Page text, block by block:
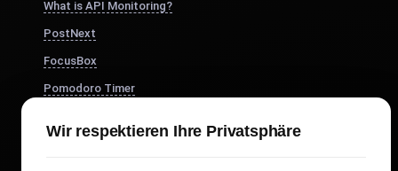
What is API Monitoring?
PostNext
FocusBox
Pomodoro Timer
DesignerBox
Wir respektieren Ihre Privatsphäre